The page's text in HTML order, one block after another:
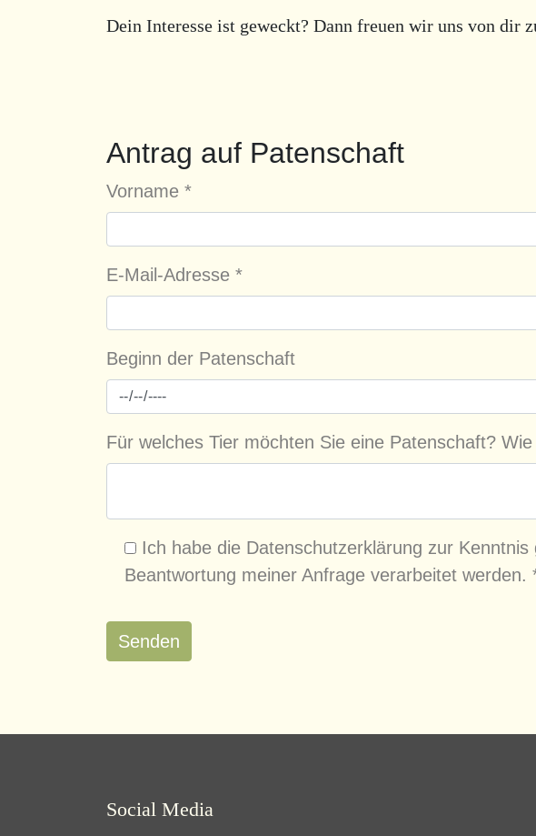
Dein Interesse ist geweckt? Dann freuen wir uns von dir
Antrag auf Patenschaft
Vorname *
E-Mail-Adresse *
Beginn der Patenschaft
Für welches Tier möchten Sie eine Patenschaft?
Ich habe die Datenschutzerklärung zur
Beantwortung meiner Anfrage verarbeitet werden.
Senden
Social Media